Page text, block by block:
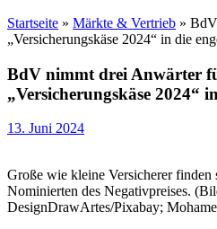
Startseite » Märkte & Vertrieb »
„Versicherungskäse 2024“ in die
BdV nimmt drei Anwärter
„Versicherungskäse 2024“
13. Juni 2024
Große wie kleine Versicherer finden
Nominierten des Negativpreises.
DesignDrawArtes/Pixabay;